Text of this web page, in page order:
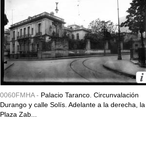
0060FMHA - Palacio Taranco. Circunvalación
Durango y calle Solís. Adelante a la derecha, la
Plaza Zab...